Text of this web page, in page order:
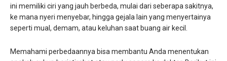
ini memiliki ciri yang jauh berbeda, mulai dari seberapa sakitnya,
ke mana nyeri menyebar, hingga gejala lain yang menyertainya
seperti mual, demam, atau keluhan saat buang air kecil.
Memahami perbedaannya bisa membantu Anda menentukan